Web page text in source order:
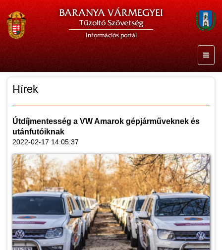
BARANYA VÁRMEGYEI
Tűzoltó Szövetség
Információs portál
Hírek
Útdíjmentesség a VW Amarok gépjárműveknek és
utánfutóiknak
2022-02-17 14:05:37